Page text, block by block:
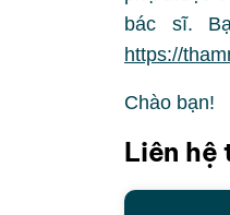
bác sĩ.
https://
Chào bạn!
Liên hệ